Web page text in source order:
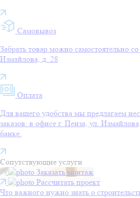
Самовывоз
Забрать товар можно самостоятельно
Измайлова, д. 28
Оплата
Для вашего удобства мы предлагаем
заказов: в офисе г. Пенза, ул.
банке.
Сопутствующие услуги
Заказать монтаж
Рассчитать проект
Что важного нужно знать о